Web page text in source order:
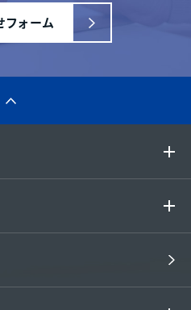
ォーム